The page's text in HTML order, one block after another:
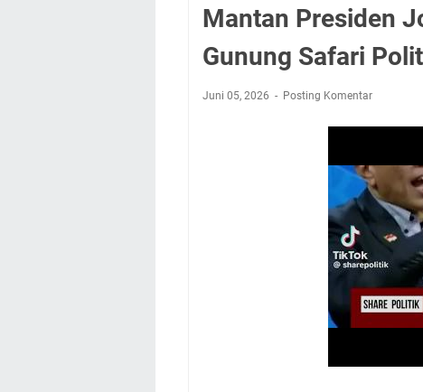
Mantan Presiden
Gunung Safari
Juni 05, 2026 Posting Komentar